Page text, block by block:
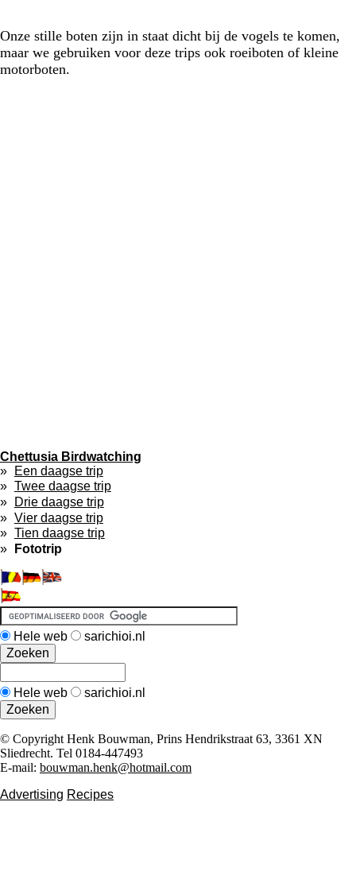
Onze stille boten zijn in staat dicht bij de vogels te komen,
maar we gebruiken voor deze trips ook roeiboten of kleine
motorboten.
Chettusia Birdwatching
Een daagse trip
Twee daagse trip
Drie daagse trip
Vier daagse trip
Tien daagse trip
Fototrip
Hele web sarichioi.nl
Hele web sarichioi.nl
© Copyright Henk Bouwman, Prins Hendrikstraat 63, 3361 XN
Sliedrecht. Tel 0184-447493
E-mail: bouwman.henk@hotmail.com
Advertising Recipes